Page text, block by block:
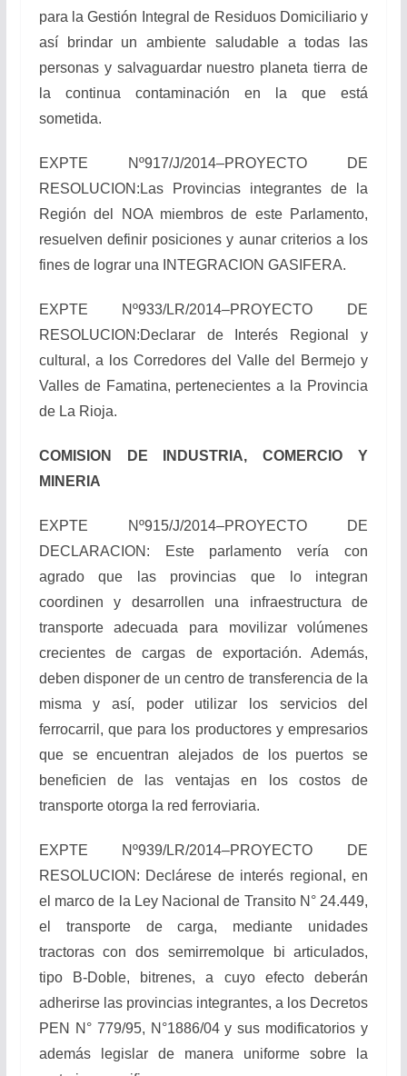
para la Gestión Integral de Residuos Domiciliario y
así brindar un ambiente saludable a todas las
personas y salvaguardar nuestro planeta tierra de
la continua contaminación en la que está
sometida.
EXPTE Nº917/J/2014–PROYECTO DE
RESOLUCION:Las Provincias integrantes de la
Región del NOA miembros de este Parlamento,
resuelven definir posiciones y aunar criterios a los
fines de lograr una INTEGRACION GASIFERA.
EXPTE Nº933/LR/2014–PROYECTO DE
RESOLUCION:Declarar de Interés Regional y
cultural, a los Corredores del Valle del Bermejo y
Valles de Famatina, pertenecientes a la Provincia
de La Rioja.
COMISION DE INDUSTRIA, COMERCIO Y
MINERIA
EXPTE Nº915/J/2014–PROYECTO DE
DECLARACION: Este parlamento vería con
agrado que las provincias que lo integran
coordinen y desarrollen una infraestructura de
transporte adecuada para movilizar volúmenes
crecientes de cargas de exportación. Además,
deben disponer de un centro de transferencia de la
misma y así, poder utilizar los servicios del
ferrocarril, que para los productores y empresarios
que se encuentran alejados de los puertos se
beneficien de las ventajas en los costos de
transporte otorga la red ferroviaria.
EXPTE Nº939/LR/2014–PROYECTO DE
RESOLUCION: Declárese de interés regional, en
el marco de la Ley Nacional de Transito N° 24.449,
el transporte de carga, mediante unidades
tractoras con dos semirremolque bi articulados,
tipo B-Doble, bitrenes, a cuyo efecto deberán
adherirse las provincias integrantes, a los Decretos
PEN N° 779/95, N°1886/04 y sus modificatorios y
además legislar de manera uniforme sobre la